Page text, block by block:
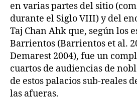
en varias partes del sitio
durante el Siglo VIII) y del
Taj Chan Ahk que, según los
Barrientos (Barrientos et al.
Demarest 2004), fue un
cuartos de audiencias de
de estos palacios sub-reales
las afueras.